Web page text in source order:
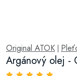
Original ATOK
Argánový olej -